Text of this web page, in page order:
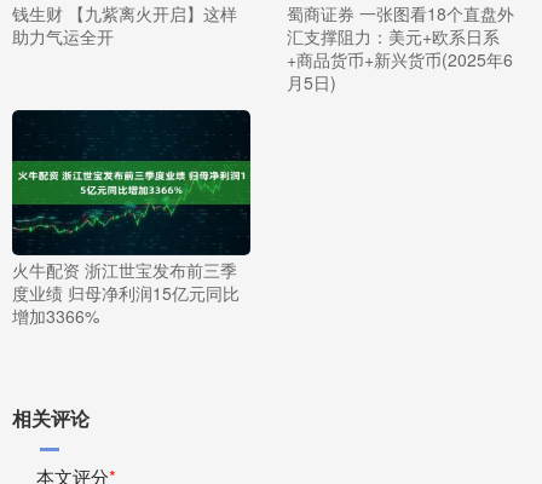
钱生财 【九紫离火开启】这样
助力气运全开
蜀商证券 一张图看18个直盘外
汇支撑阻力：美元+欧系日系
+商品货币+新兴货币(2025年6
月5日)
火牛配资 浙江世宝发布前三季
度业绩 归母净利润15亿元同比
增加3366%
相关评论
本文评分*